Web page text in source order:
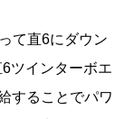
て直6にダウン
ツインターボエ
することでパワ